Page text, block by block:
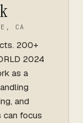
CA
200+
2024
as a
and
can focus